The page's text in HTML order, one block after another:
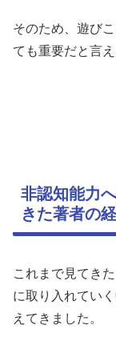
そのため、遊び
ても重要だと言え
非認知能力
きた著者の
これまで見てき
に取り入れてい
えてきました。